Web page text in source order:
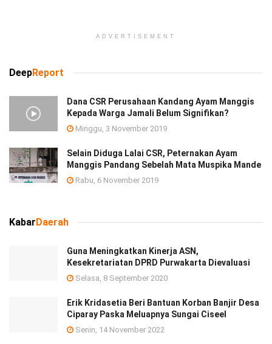
ADVERTISEMENT
DeepReport
Dana CSR Perusahaan Kandang Ayam Manggis
Kepada Warga Jamali Belum Signifikan?
Minggu, 3 November 2019
Selain Diduga Lalai CSR, Peternakan Ayam
Manggis Pandang Sebelah Mata Muspika Mande
Rabu, 6 November 2019
Kabar Daerah
Guna Meningkatkan Kinerja ASN,
Kesekretariatan DPRD Purwakarta Dievaluasi
Selasa, 8 September 2020
Erik Kridasetia Beri Bantuan Korban Banjir Desa
Ciparay Paska Meluapnya Sungai Ciseel
Senin, 14 November 2022